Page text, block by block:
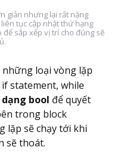
giản nhưng lại rất nặng
tục cập nhật thứ hạng
để sắp xếp vị trí cho đúng sẽ
loại vòng lặp
statement, while
bool để quyết
trong block
lặp sẽ chạy tới khi
sẽ thoát.